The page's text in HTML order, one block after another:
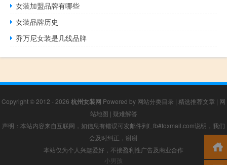
女装加盟品牌有哪些
女装品牌历史
乔万尼女装是几线品牌
Copyright © 2012 - 2026 杭州女装网 Powered by 网站分类目录 | 精选推荐文章 | 网
站地图 | 疑难解答
声明：本站内容来自互联网，如信息有错误可发邮件到f_fb#foxmail.com说明，我们
会及时纠正，谢谢
本站仅为个人兴趣爱好，不接盈利性广告及商业合作
小男孩